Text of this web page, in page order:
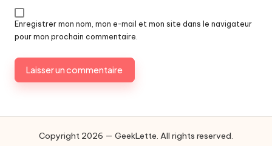
Enregistrer mon nom, mon e-mail et mon site dans le navigateur
pour mon prochain commentaire.
Copyright 2026 — GeekLette. All rights reserved.